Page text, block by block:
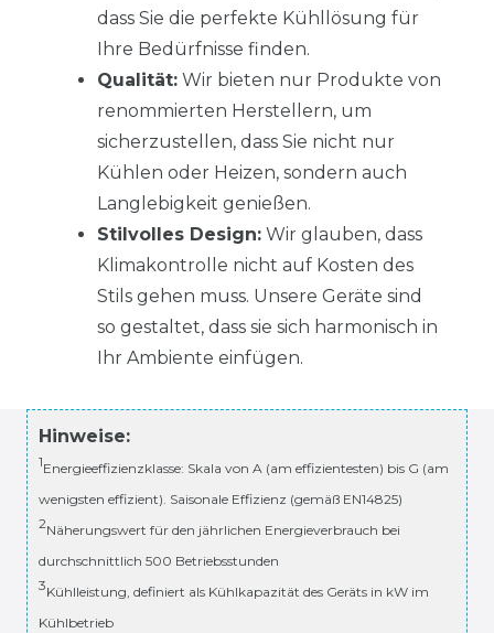
dass Sie die perfekte Kühllösung für
Ihre Bedürfnisse finden.
Qualität: Wir bieten nur Produkte von
renommierten Herstellern, um
sicherzustellen, dass Sie nicht nur
Kühlen oder Heizen, sondern auch
Langlebigkeit genießen.
Stilvolles Design: Wir glauben, dass
Klimakontrolle nicht auf Kosten des
Stils gehen muss. Unsere Geräte sind
so gestaltet, dass sie sich harmonisch in
Ihr Ambiente einfügen.
Hinweise:
1Energieeffizienzklasse: Skala von A (am effizientesten) bis G (am
wenigsten effizient). Saisonale Effizienz (gemäß EN14825)
2Näherungswert für den jährlichen Energieverbrauch bei
durchschnittlich 500 Betriebsstunden
3Kühlleistung, definiert als Kühlkapazität des Geräts in kW im
Kühlbetrieb